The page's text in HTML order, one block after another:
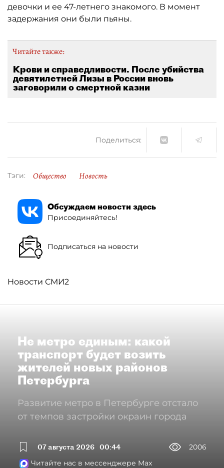
девочки и ее 47-летнего знакомого. В момент
задержания они были пьяны.
Читайте также:
Крови и справедливости. После убийства
девятилетней Лизы в России вновь
заговорили о смертной казни
Поделиться:
Тэги: Общество Новость
Обсуждаем новости здесь
Присоединяйтесь!
Подписаться на новости
Новости СМИ2
Не метро единым: какой
транспорт будет возить
жителей новых районов
Петербурга
Развитие метро в Петербурге отстало
от темпов застройки окраин города
07 августа 2026 00:44
2006
Читайте нас в мессенджере Max